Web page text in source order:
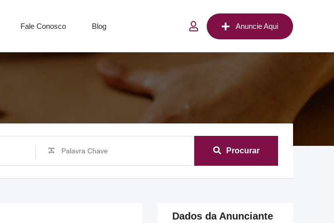
Fale Conosco Blog Anuncie Aqui
Procurar
Dados da Anunciante